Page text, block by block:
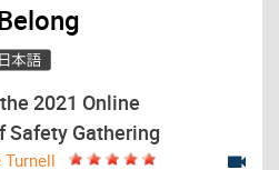
2021 Online
Safety Gathering
Turnell